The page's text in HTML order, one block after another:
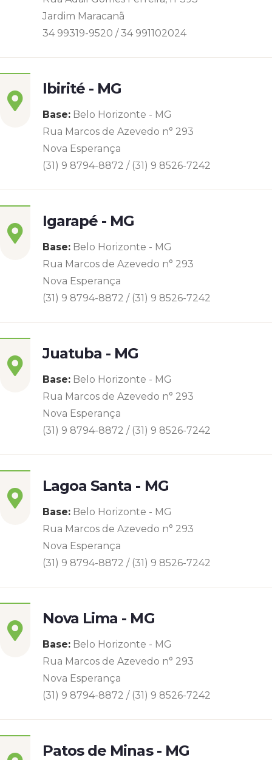
Jardim Maracanã
34 99319-9520 / 34 991102024
Ibirité - MG
Base: Belo Horizonte - MG
Rua Marcos de Azevedo n° 293
Nova Esperança
(31) 9 8794-8872 / (31) 9 8526-7242
Igarapé - MG
Base: Belo Horizonte - MG
Rua Marcos de Azevedo n° 293
Nova Esperança
(31) 9 8794-8872 / (31) 9 8526-7242
Juatuba - MG
Base: Belo Horizonte - MG
Rua Marcos de Azevedo n° 293
Nova Esperança
(31) 9 8794-8872 / (31) 9 8526-7242
Lagoa Santa - MG
Base: Belo Horizonte - MG
Rua Marcos de Azevedo n° 293
Nova Esperança
(31) 9 8794-8872 / (31) 9 8526-7242
Nova Lima - MG
Base: Belo Horizonte - MG
Rua Marcos de Azevedo n° 293
Nova Esperança
(31) 9 8794-8872 / (31) 9 8526-7242
Patos de Minas - MG